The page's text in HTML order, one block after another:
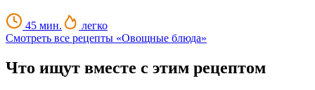
45 мин.
легко
Смотреть все рецепты «Овощные блюда»
Что ищут вместе с этим рецептом